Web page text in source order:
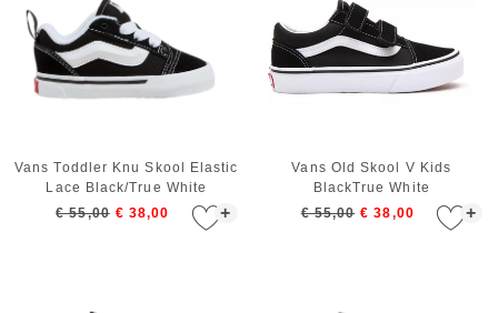
+
Vans Toddler Knu Skool Elastic
Lace Black/True White
€ 55,00 € 38,00 +
Vans Old Skool V Kids
BlackTrue White
€ 55,00 € 38,00